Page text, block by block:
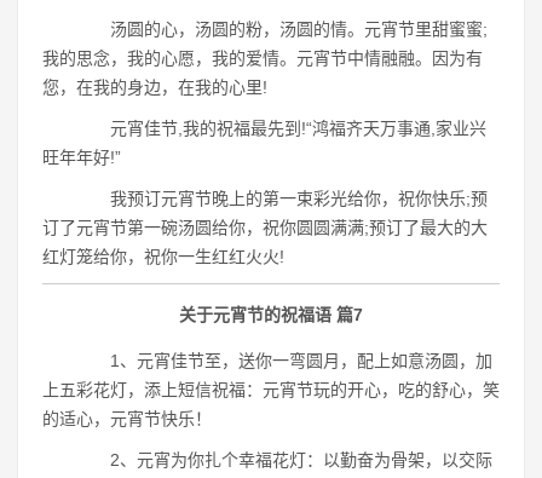
汤圆的心，汤圆的粉，汤圆的情。元宵节里甜蜜蜜;
我的思念，我的心愿，我的爱情。元宵节中情融融。因为有
您，在我的身边，在我的心里!
元宵佳节,我的祝福最先到!“鸿福齐天万事通,家业兴
旺年年好!”
我预订元宵节晚上的第一束彩光给你，祝你快乐;预
订了元宵节第一碗汤圆给你，祝你圆圆满满;预订了最大的大
红灯笼给你，祝你一生红红火火!
关于元宵节的祝福语 篇7
1、元宵佳节至，送你一弯圆月，配上如意汤圆，加
上五彩花灯，添上短信祝福：元宵节玩的开心，吃的舒心，笑
的适心，元宵节快乐！
2、元宵为你扎个幸福花灯：以勤奋为骨架，以交际